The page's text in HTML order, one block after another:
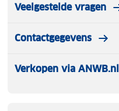
Veelgestelde vragen
Contactgegevens
Verkopen via ANWB.nl